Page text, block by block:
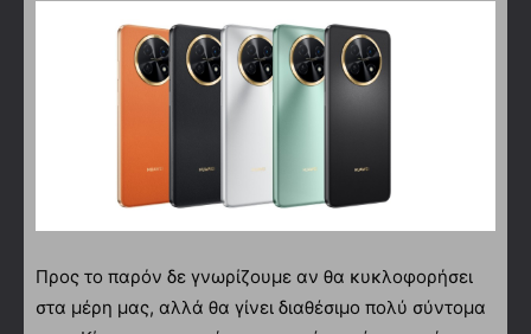
Προς το παρόν δε γνωρίζουμε αν θα κυκλοφορήσει
στα μέρη μας, αλλά θα γίνει διαθέσιμο πολύ σύντομα